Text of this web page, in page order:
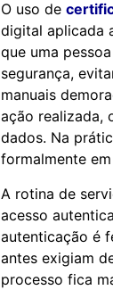
O uso de
digital aplicada
que uma
segurança,
manuais
ação realizada,
dados. Na
formalmente
A rotina de
acesso
autenticação é
antes exigiam
processo fica